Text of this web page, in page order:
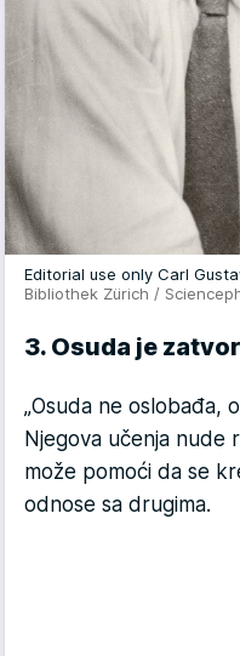
Editorial use only Carl
Bibliothek Zürich /
3. Osuda je zatvor
„Osuda ne oslobađa,
Njegova učenja nude
može pomoći da se
odnose sa drugima.